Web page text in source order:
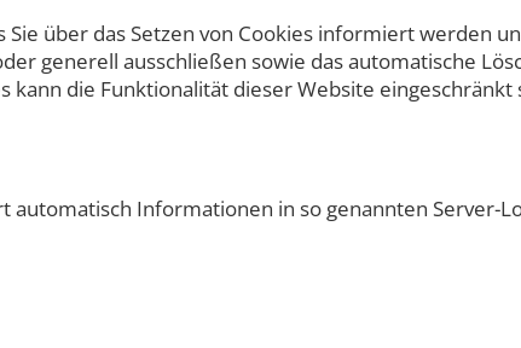
über das Setzen von Cookies informiert werden
generell ausschließen sowie das automatische
kann die Funktionalität dieser Website eingeschränkt
Informationen in so genannten Server-